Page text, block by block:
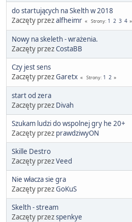
do startujących na Skelth w 2018
Zaczęty przezalfheimr Strony 1 2 3 4
Nowy na skeleth - wrażenia.
Zaczęty przezCostaBB
Czy jest sens
Zaczęty przezGaretx Strony 1 2
start od zera
Zaczęty przez Divah
Szukam ludzi do wspolnej gry he 20+
Zaczęty przez prawdziwyON
Skille Destro
Zaczęty przezVeed
Nie włacza sie gra
Zaczęty przezGoKuS
Skelth - stream
Zaczęty przezspenkye